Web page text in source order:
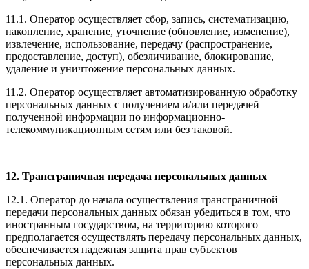
11.1. Оператор осуществляет сбор, запись, систематизацию,
накопление, хранение, уточнение (обновление, изменение),
извлечение, использование, передачу (распространение,
предоставление, доступ), обезличивание, блокирование,
удаление и уничтожение персональных данных.
11.2. Оператор осуществляет автоматизированную обработку
персональных данных с получением и/или передачей
полученной информации по информационно-
телекоммуникационным сетям или без таковой.
12. Трансграничная передача персональных данных
12.1. Оператор до начала осуществления трансграничной
передачи персональных данных обязан убедиться в том, что
иностранным государством, на территорию которого
предполагается осуществлять передачу персональных данных,
обеспечивается надежная защита прав субъектов
персональных данных.